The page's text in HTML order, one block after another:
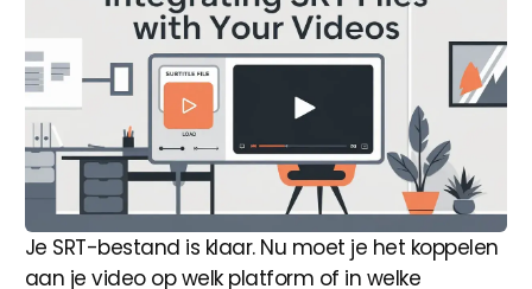
Je SRT-bestand is klaar. Nu moet je het koppelen
aan je video op welk platform of in welke